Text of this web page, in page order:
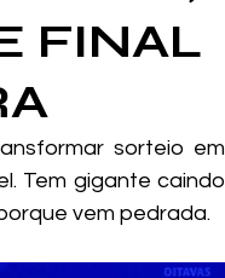
FINAL
sorteio em
Tem gigante caindo
vem pedrada.